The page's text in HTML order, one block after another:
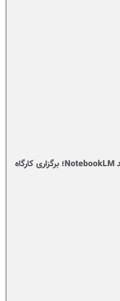
تحولی در آموزش و پژوهش با ابزار هوشمند NotebookLM؛ برگزاری کارگاه